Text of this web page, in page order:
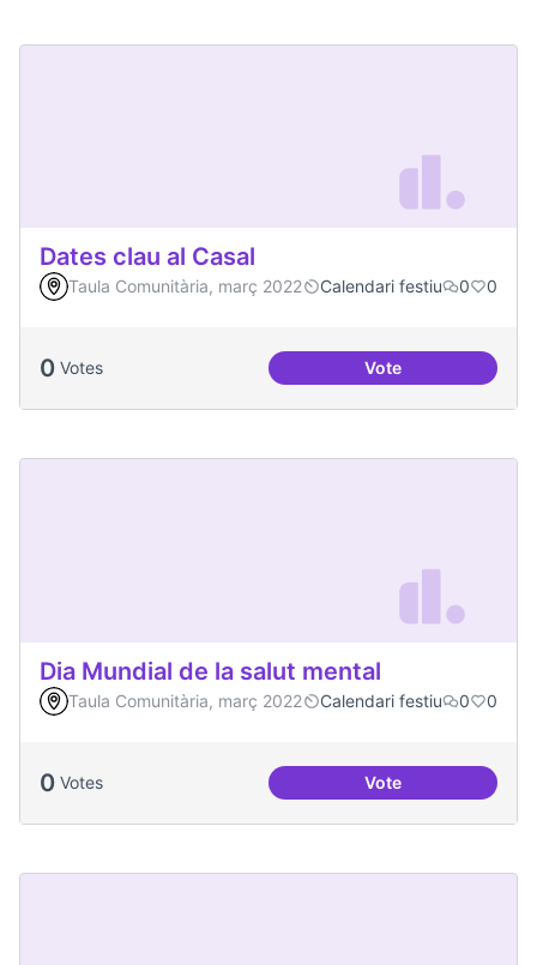
Dates clau al Casal
Taula Comunitària, març 2022 Calendari festiu 0 0
0 Votes VoteDates clau al Casal
Dia Mundial de la salut mental
Taula Comunitària, març 2022 Calendari festiu 0 0
0 Votes VoteDia Mundial de la